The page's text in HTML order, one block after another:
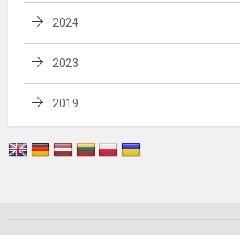
2024
2023
2019